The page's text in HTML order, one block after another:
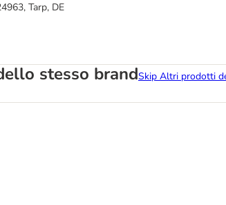
Tarp, DE
stesso brandSkip Altri prodotti